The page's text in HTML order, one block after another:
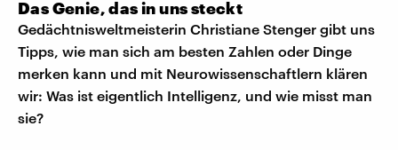
Das Genie, das in uns steckt
Gedächtnisweltmeisterin Christiane Stenger gibt uns
Tipps, wie man sich am besten Zahlen oder Dinge
merken kann und mit Neurowissenschaftlern klären
wir: Was ist eigentlich Intelligenz, und wie misst man
sie?